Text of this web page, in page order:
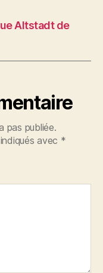
Altstadt de
pas publiée.
avec *